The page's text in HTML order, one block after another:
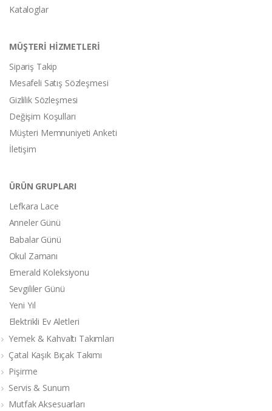
Kataloglar
MÜŞTERİ HİZMETLERİ
Sipariş Takip
Mesafeli Satış Sözleşmesi
Gizlilik Sözleşmesi
Değişim Koşulları
Müşteri Memnuniyeti Anketi
İletişim
ÜRÜN GRUPLARI
Lefkara Lace
Anneler Günü
Babalar Günü
Okul Zamanı
Emerald Koleksiyonu
Sevgililer Günü
Yeni Yıl
Elektrikli Ev Aletleri
Yemek & Kahvaltı Takımları
Çatal Kaşık Bıçak Takımı
Pişirme
Servis & Sunum
Mutfak Aksesuarları